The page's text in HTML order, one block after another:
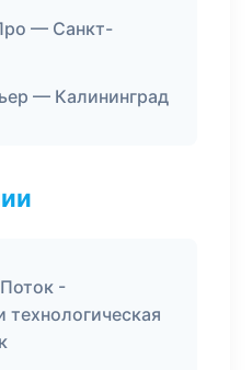
— Санкт-
— Калининград
-
технологическая